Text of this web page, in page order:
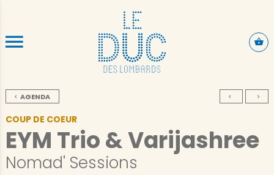
ALLER AU CONTENU PRINCIPAL
AGENDA
COUP DE COEUR
EYM Trio & Varijashree
Nomad' Sessions